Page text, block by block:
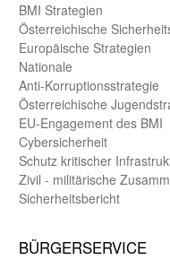
BMI Strategien
Öster­reichische
Europäische Strategien
Nationale
Anti-Korruptions­strategie
Öster­reichische
EU-Engagement des BMI
Cybersicherheit
Schutz kritischer
Zivil - militärische
Sicherheits­bericht
BÜRGER­SERVICE